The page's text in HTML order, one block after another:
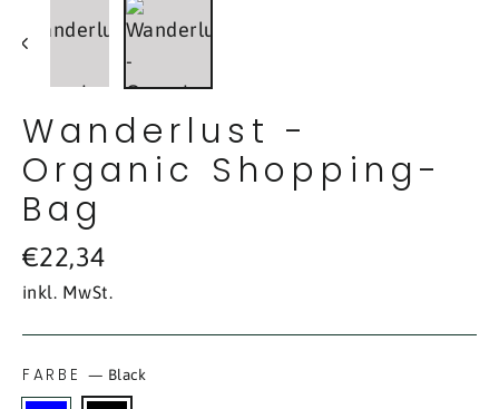
Wanderlust -
Organic Shopping-
Bag
Normaler
Preis
€22,34
inkl. MwSt.
FARBE— Black